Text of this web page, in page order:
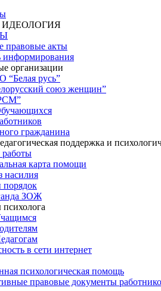
правовые акты
организации
русь”
союз женщин”
гражданина
поддержка и
карта помощи
насилия
порядок
ЗОЖ
в сети интернет
психологическая помощь
правовые документы